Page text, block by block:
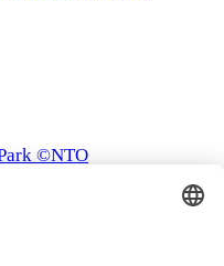
in Montenegro